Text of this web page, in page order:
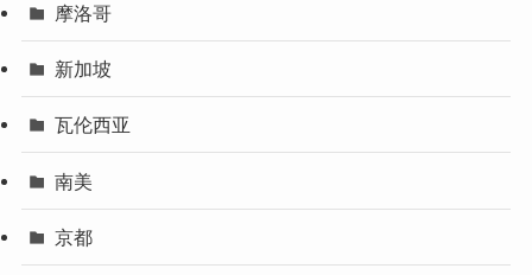
摩洛哥
新加坡
瓦伦西亚
南美
京都